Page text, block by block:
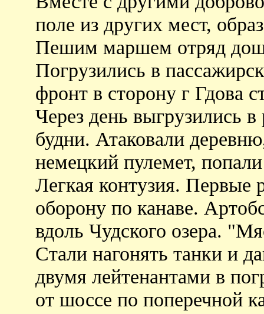
поле из других мест,
Пешим маршем отряд
Погрузились в
фронт в сторону г Гдова
Через день выгрузились
будни. Атаковали
немецкий пулемет,
Легкая контузия. Первые
оборону по канаве.
вдоль Чудского озера.
Стали нагонять танки и
двумя лейтенантами в
от шоссе по поперечной